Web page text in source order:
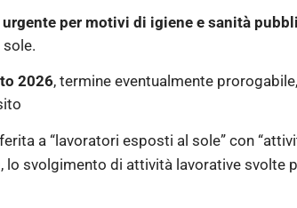
per motivi di igiene e sanità
2026, termine eventualmente
a “lavoratori esposti al sole” con
lo svolgimento di attività lavorative svolte